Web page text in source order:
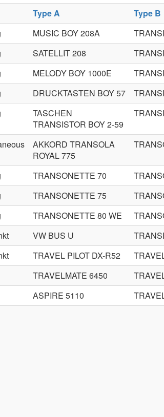
Type A Type B
MUSIC BOY 208A
SATELLIT 208
MELODY BOY 1000E
DRUCKTASTEN BOY 57
TASCHEN
TRANSISTOR BOY 2-59
AKKORD TRANSOLA
ROYAL 775
TRANSONETTE 70
TRANSONETTE 75
TRANSONETTE 80 WE
VW BUS U
TRAVEL PILOT DX-R52
TRAVELMATE 6450
ASPIRE 5110